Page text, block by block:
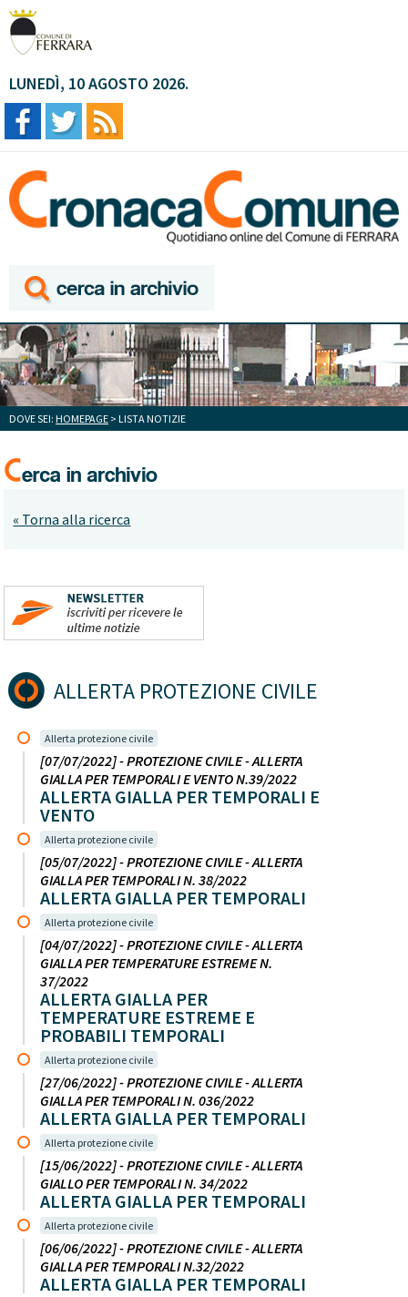
LUNEDÌ, 10 AGOSTO 2026.
DOVE SEI: HOMEPAGE > LISTA NOTIZIE
« Torna alla ricerca
ALLERTA PROTEZIONE CIVILE
Allerta protezione civile
[07/07/2022] - PROTEZIONE CIVILE - ALLERTA
GIALLA PER TEMPORALI E VENTO N.39/2022
ALLERTA GIALLA PER TEMPORALI E
VENTO
Allerta protezione civile
[05/07/2022] - PROTEZIONE CIVILE - ALLERTA
GIALLA PER TEMPORALI N. 38/2022
ALLERTA GIALLA PER TEMPORALI
Allerta protezione civile
[04/07/2022] - PROTEZIONE CIVILE - ALLERTA
GIALLA PER TEMPERATURE ESTREME N.
37/2022
ALLERTA GIALLA PER
TEMPERATURE ESTREME E
PROBABILI TEMPORALI
Allerta protezione civile
[27/06/2022] - PROTEZIONE CIVILE - ALLERTA
GIALLA PER TEMPORALI N. 036/2022
ALLERTA GIALLA PER TEMPORALI
Allerta protezione civile
[15/06/2022] - PROTEZIONE CIVILE - ALLERTA
GIALLO PER TEMPORALI N. 34/2022
ALLERTA GIALLA PER TEMPORALI
Allerta protezione civile
[06/06/2022] - PROTEZIONE CIVILE - ALLERTA
GIALLA PER TEMPORALI N.32/2022
ALLERTA GIALLA PER TEMPORALI